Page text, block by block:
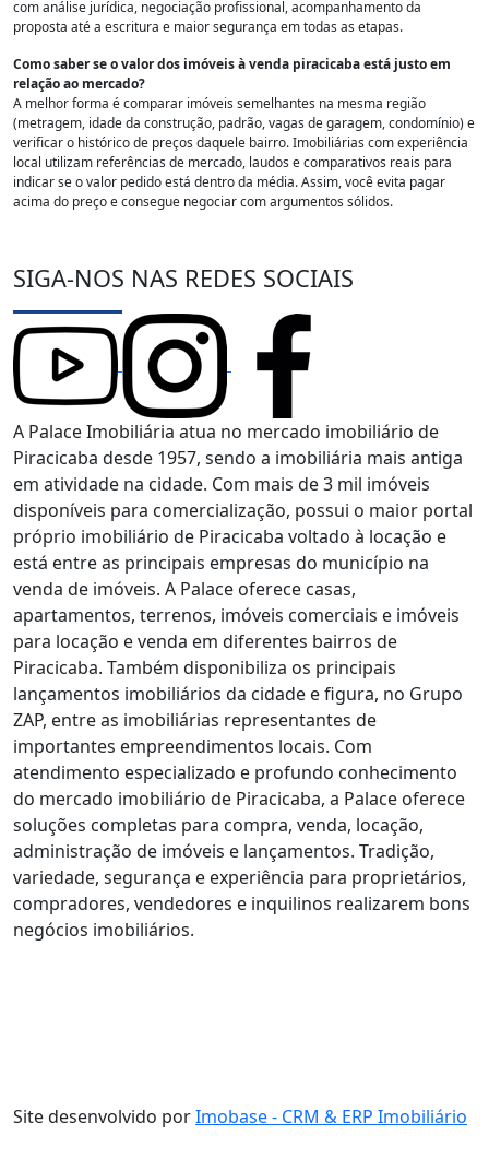
com análise jurídica, negociação profissional, acompanhamento da
proposta até a escritura e maior segurança em todas as etapas.
Como saber se o valor dos imóveis à venda piracicaba está justo em
relação ao mercado?
A melhor forma é comparar imóveis semelhantes na mesma região
(metragem, idade da construção, padrão, vagas de garagem, condomínio) e
verificar o histórico de preços daquele bairro. Imobiliárias com experiência
local utilizam referências de mercado, laudos e comparativos reais para
indicar se o valor pedido está dentro da média. Assim, você evita pagar
acima do preço e consegue negociar com argumentos sólidos.
SIGA-NOS NAS REDES SOCIAIS
A Palace Imobiliária atua no mercado imobiliário de
Piracicaba desde 1957, sendo a imobiliária mais antiga
em atividade na cidade. Com mais de 3 mil imóveis
disponíveis para comercialização, possui o maior portal
próprio imobiliário de Piracicaba voltado à locação e
está entre as principais empresas do município na
venda de imóveis. A Palace oferece casas,
apartamentos, terrenos, imóveis comerciais e imóveis
para locação e venda em diferentes bairros de
Piracicaba. Também disponibiliza os principais
lançamentos imobiliários da cidade e figura, no Grupo
ZAP, entre as imobiliárias representantes de
importantes empreendimentos locais. Com
atendimento especializado e profundo conhecimento
do mercado imobiliário de Piracicaba, a Palace oferece
soluções completas para compra, venda, locação,
administração de imóveis e lançamentos. Tradição,
variedade, segurança e experiência para proprietários,
compradores, vendedores e inquilinos realizarem bons
negócios imobiliários.
Site desenvolvido porImobase - CRM & ERP Imobiliário